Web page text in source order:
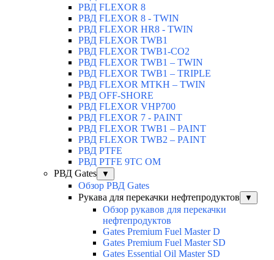
РВД FLEXOR 8
РВД FLEXOR 8 - TWIN
РВД FLEXOR HR8 - TWIN
РВД FLEXOR TWB1
РВД FLEXOR TWB1-CO2
РВД FLEXOR TWB1 – TWIN
РВД FLEXOR TWB1 – TRIPLE
РВД FLEXOR MTKH – TWIN
РВД OFF-SHORE
РВД FLEXOR VHP700
РВД FLEXOR 7 - PAINT
РВД FLEXOR TWB1 – PAINT
РВД FLEXOR TWB2 – PAINT
РВД PTFE
РВД PTFE 9TC OM
РВД Gates
▼
Обзор РВД Gates
Рукава для перекачки нефтепродуктов
▼
Обзор рукавов для перекачки
нефтепродуктов
Gates Premium Fuel Master D
Gates Premium Fuel Master SD
Gates Essential Oil Master SD